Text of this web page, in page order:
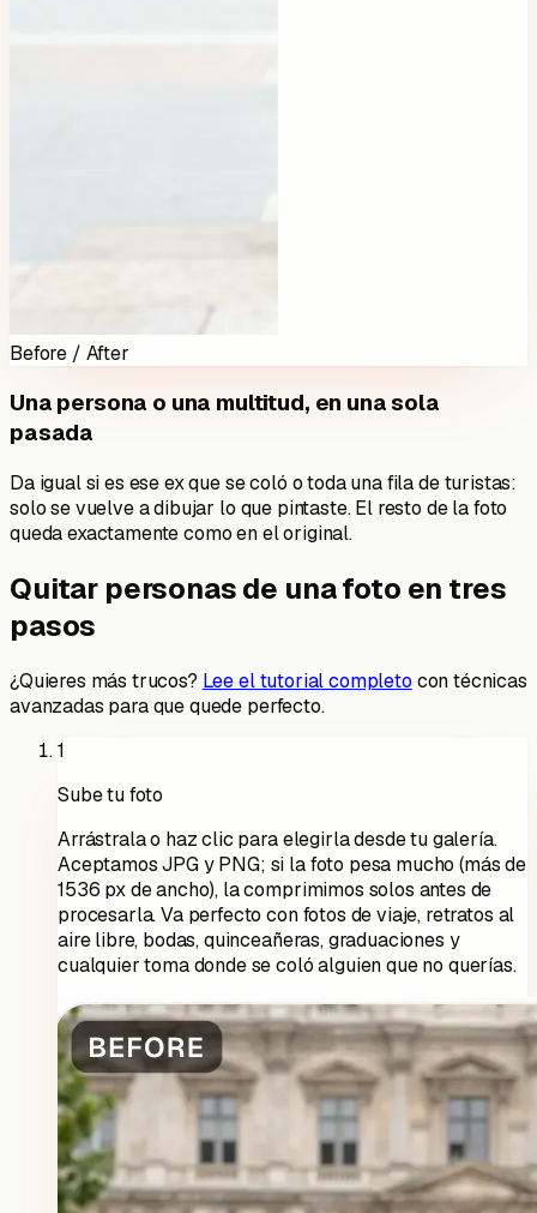
Before / After
Una persona o una multitud, en una sola
pasada
Da igual si es ese ex que se coló o toda una fila de turistas:
solo se vuelve a dibujar lo que pintaste. El resto de la foto
queda exactamente como en el original.
Quitar personas de una foto en tres
pasos
¿Quieres más trucos? Lee el tutorial completo con técnicas
avanzadas para que quede perfecto.
1
Sube tu foto
Arrástrala o haz clic para elegirla desde tu galería.
Aceptamos JPG y PNG; si la foto pesa mucho (más de
1536 px de ancho), la comprimimos solos antes de
procesarla. Va perfecto con fotos de viaje, retratos al
aire libre, bodas, quinceañeras, graduaciones y
cualquier toma donde se coló alguien que no querías.